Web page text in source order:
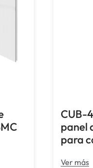
CUB-
panel
para
Ver más